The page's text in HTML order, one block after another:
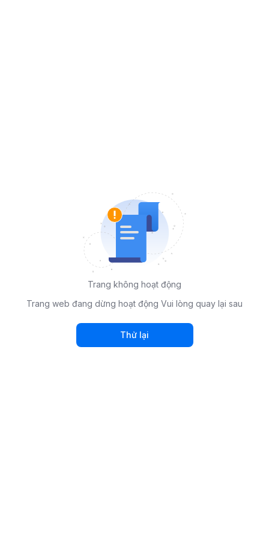
Trang không hoạt động
Trang web đang dừng hoạt động Vui lòng quay lại sau
Thử lại